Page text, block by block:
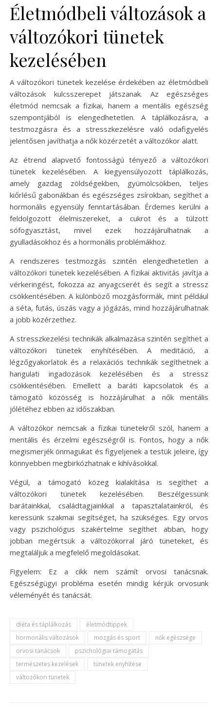
Életmódbeli változások a
változókori tünetek
kezelésében
A változókori tünetek kezelése érdekében az életmódbeli
változások kulcsszerepet játszanak. Az egészséges
életmód nemcsak a fizikai, hanem a mentális egészség
szempontjából is elengedhetetlen. A táplálkozásra, a
testmozgásra és a stresszkezelésre való odafigyelés
jelentősen javíthatja a nők közérzetét a változókor alatt.
Az étrend alapvető fontosságú tényező a változókori
tünetek kezelésében. A kiegyensúlyozott táplálkozás,
amely gazdag zöldségekben, gyümölcsökben, teljes
kiőrlésű gabonákban és egészséges zsírokban, segíthet a
hormonális egyensúly fenntartásában. Érdemes kerülni a
feldolgozott élelmiszereket, a cukrot és a túlzott
sófogyasztást, mivel ezek hozzájárulhatnak a
gyulladásokhoz és a hormonális problémákhoz.
A rendszeres testmozgás szintén elengedhetetlen a
változókori tünetek kezelésében. A fizikai aktivitás javítja a
vérkeringést, fokozza az anyagcserét és segít a stressz
csökkentésében. A különböző mozgásformák, mint például
a séta, futás, úszás vagy a jógázás, mind hozzájárulhatnak
a jobb közérzethez.
A stresszkezelési technikák alkalmazása szintén segíthet a
változókori tünetek enyhítésében. A meditáció, a
légzőgyakorlatok és a relaxációs technikák segíthetnek a
hangulati ingadozások kezelésében és a stressz
csökkentésében. Emellett a baráti kapcsolatok és a
támogató közösség is hozzájárulhat a nők mentális
jólétéhez ebben az időszakban.
A változókor nemcsak a fizikai tünetekről szól, hanem a
mentális és érzelmi egészségről is. Fontos, hogy a nők
megismerjék önmagukat és figyeljenek a testük jeleire, így
könnyebben megbirkózhatnak e kihívásokkal.
Végül, a támogató közeg kialakítása is segíthet a
változókori tünetek kezelésében. Beszélgessünk
barátainkkal, családtagjainkkal a tapasztalatainkról, és
keressünk szakmai segítséget, ha szükséges. Egy orvos
vagy pszichológus szakértelme segíthet abban, hogy
jobban megértsük a változókorral járó tüneteket, és
megtaláljuk a megfelelő megoldásokat.
Figyelem: Ez a cikk nem számít orvosi tanácsnak.
Egészségügyi probléma esetén mindig kérjük orvosunk
véleményét és tanácsát.
diéta és táplálkozás
életmódtippek
hormonális változások
mozgás és sport
nők egészsége
orvosi tanácsok
pszichológiai támogatás
természetes kezelések
tünetek enyhítése
változókori tünetek